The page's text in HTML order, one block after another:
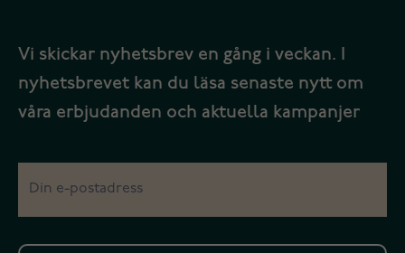
Vi skickar nyhetsbrev en gång i veckan. I
nyhetsbrevet kan du läsa senaste nytt om
våra erbjudanden och aktuella kampanjer